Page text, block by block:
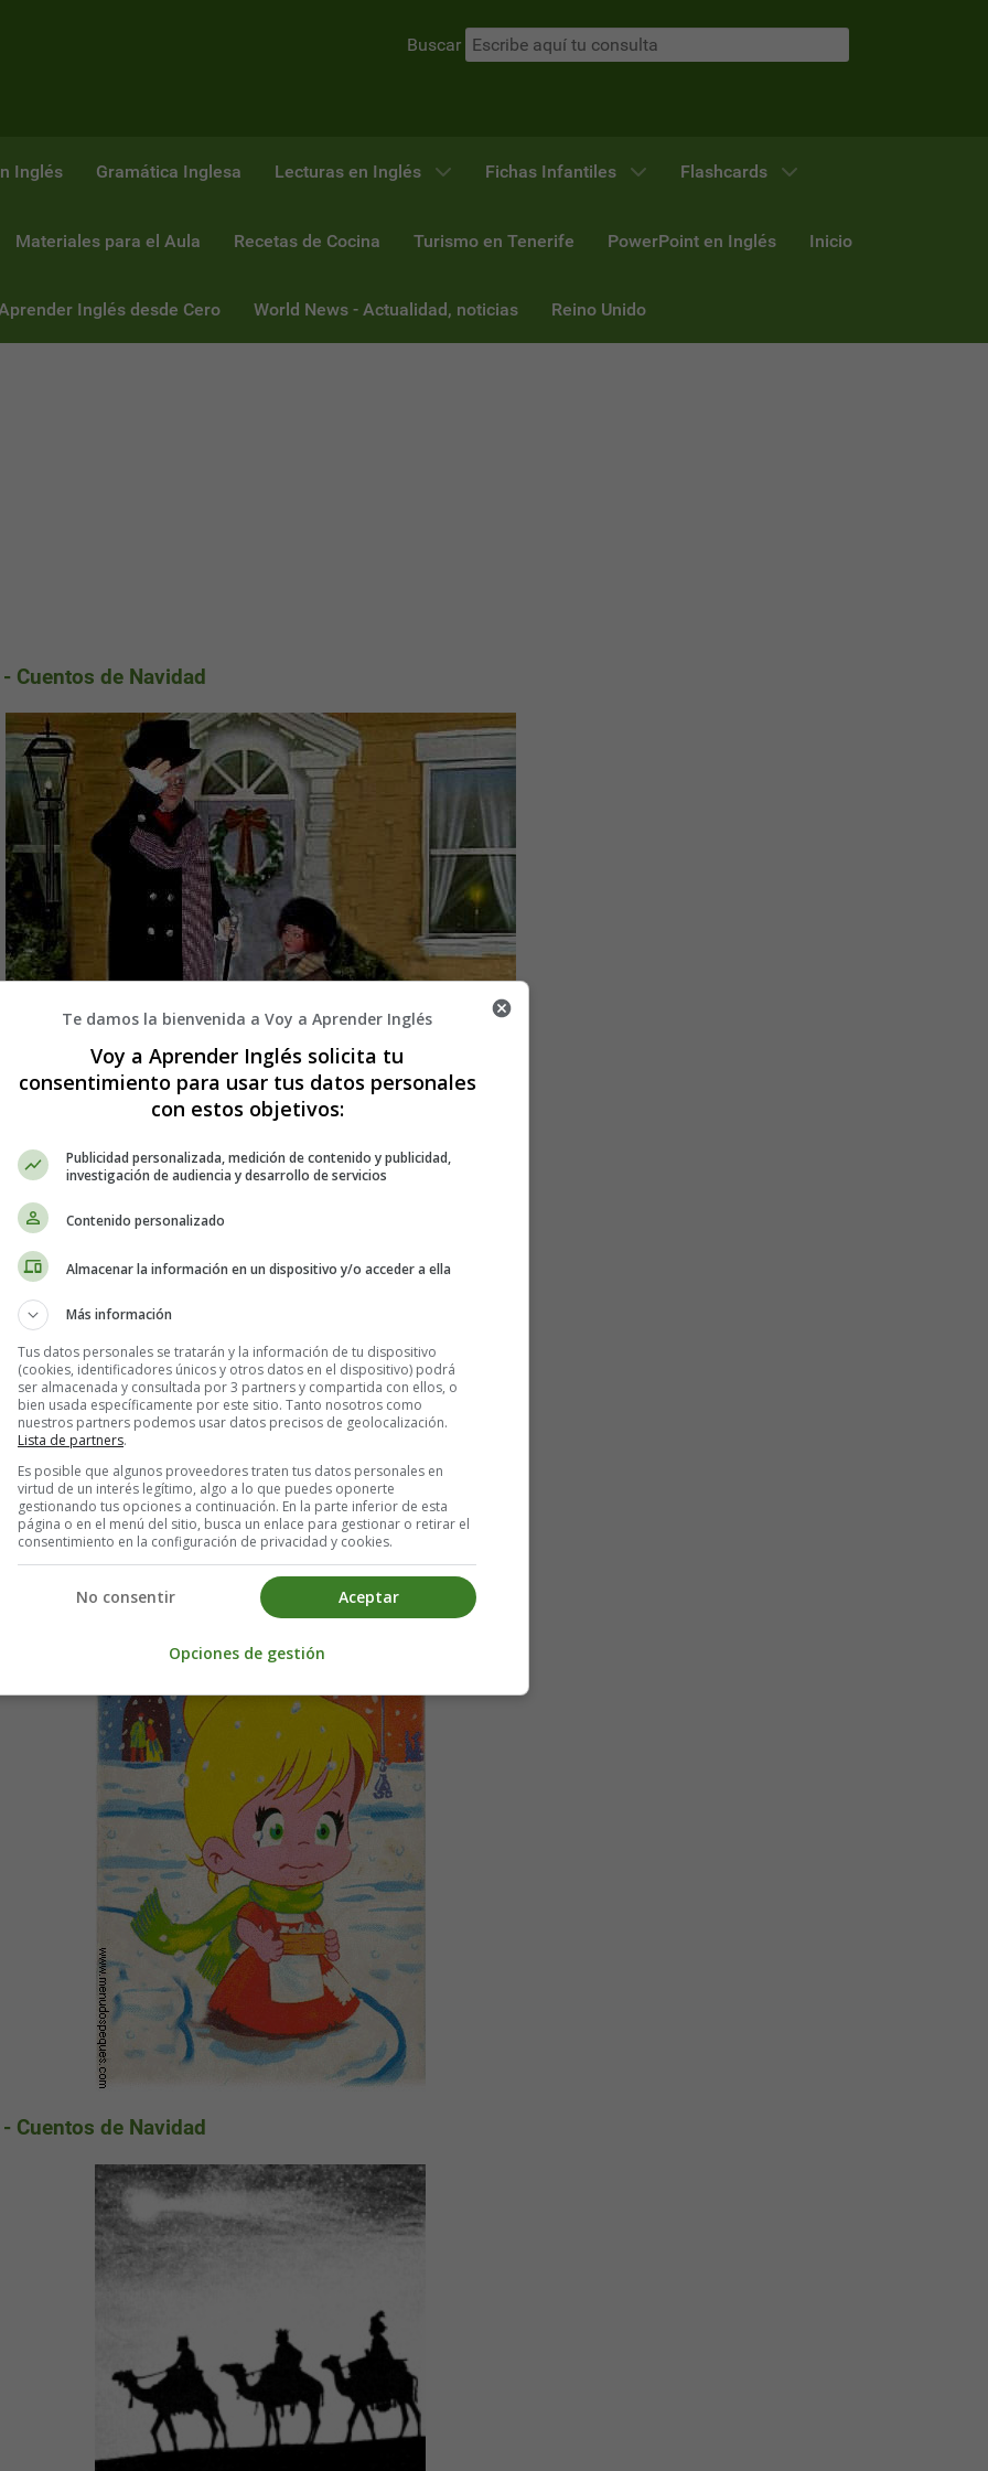
Buscar
Inglés Gramática Inglesa Lecturas en Inglés Fichas Infantiles Flashcards
Materiales para el Aula Recetas de Cocina Turismo en Tenerife PowerPoint en Inglés Inicio
Inglés desde Cero World News - Actualidad, noticias Reino Unido
Cuentos de Navidad
Stories
- Cuentos Navidad
Cuentos de Navidad
Te damos la bienvenida a Voy a Aprender Inglés
Voy a Aprender Inglés solicita tu
consentimiento para usar tus datos personales
con estos objetivos:
Publicidad personalizada, medición de contenido y publicidad,
investigación de audiencia y desarrollo de servicios
Contenido personalizado
Almacenar la información en un dispositivo y/o acceder a ella
Más información
Tus datos personales se tratarán y la información de tu dispositivo
(cookies, identificadores únicos y otros datos en el dispositivo) podrá
ser almacenada y consultada por 3 partners y compartida con ellos, o
bien usada específicamente por este sitio. Tanto nosotros como
nuestros partners podemos usar datos precisos de geolocalización.
Lista de partners.
Es posible que algunos proveedores traten tus datos personales en
virtud de un interés legítimo, algo a lo que puedes oponerte
gestionando tus opciones a continuación. En la parte inferior de esta
página o en el menú del sitio, busca un enlace para gestionar o retirar el
consentimiento en la configuración de privacidad y cookies.
Aceptar
No consentir
Opciones de gestión